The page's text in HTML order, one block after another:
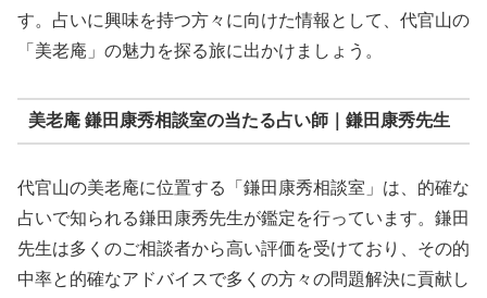
す。占いに興味を持つ方々に向けた情報として、代官山の
「美老庵」の魅力を探る旅に出かけましょう。
美老庵 鎌田康秀相談室の当たる占い師｜鎌田康秀先生
代官山の美老庵に位置する「鎌田康秀相談室」は、的確な
占いで知られる鎌田康秀先生が鑑定を行っています。鎌田
先生は多くのご相談者から高い評価を受けており、その的
中率と的確なアドバイスで多くの方々の問題解決に貢献し